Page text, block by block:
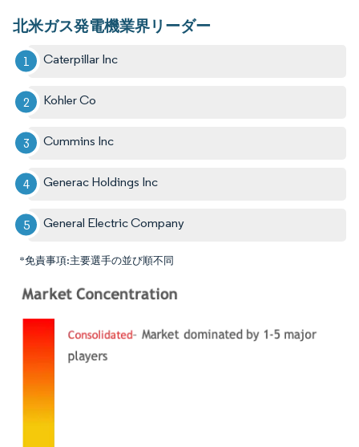
北米ガス発電機業界リーダー
Caterpillar Inc
Kohler Co
Cummins Inc
Generac Holdings Inc
General Electric Company
*免責事項:主要選手の並び順不同